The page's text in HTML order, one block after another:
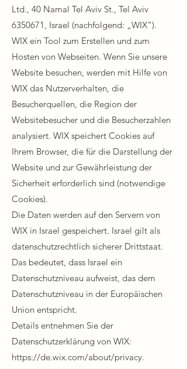
Ltd., 40 Namal Tel Aviv St., Tel Aviv
6350671 , Israel (nachfolgend: „WIX“).
WIX ein Tool zum Erstellen und zum
Hosten von Webseiten. Wenn Sie unsere
Website besuchen, werden mit Hilfe von
WIX das Nutzerverhalten, die
Besucherquellen, die Region der
Websitebesucher und die Besucherzahlen
analysiert. WIX speichert Cookies auf
Ihrem Browser, die für die Darstellung der
Website und zur Gewährleistung der
Sicherheit erforderlich sind (notwendige
Cookies).​
Die Daten werden auf den Servern von
WIX in Israel gespeichert. Israel gilt als
datenschutzrechtlich sicherer Drittstaat.
Das bedeutet, dass Israel ein
Datenschutzniveau aufweist, das dem
Datenschutzniveau in der Europäischen
Union entspricht.​
Details entnehmen Sie der
Datenschutzerklärung von WIX:
https://de.wix.com/about/privacy.